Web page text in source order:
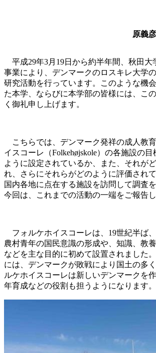
原義
平成29年3月19日から約半年間、秋田大
事業により、デンマークのロスキレ大学
研究活動を行っています。このような機
た本学、ならびに本学部の皆様には、こ
く御礼申し上げます。
こちらでは、デンマーク発祥の成人教
イスコーレ（Folkehøjskole）の各施設の
ように設定されているか、また、それが
れ、さらにそれらがどのように評価され
国内各地に点在する施設を訪問して調査
今回は、これまでの活動の一端をご報告
フォルケホイスコーレは、19世紀半ば
農村青年の国民意識の形成や、知識、教
などを主な目的に初めて設置されました
には、デンマークが敗戦により国土の多
ルケホイスコーレは新しいデンマークを
年育成などの役割も担うようになります。